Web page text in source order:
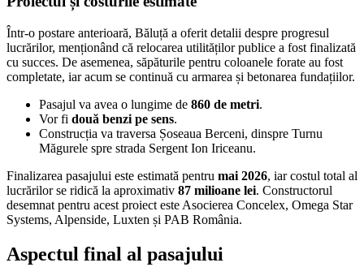
Într-o postare anterioară, Băluță a oferit detalii despre progresul
lucrărilor, menționând că relocarea utilităților publice a fost finalizată
cu succes. De asemenea, săpăturile pentru coloanele forate au fost
completate, iar acum se continuă cu armarea și betonarea fundațiilor.
Pasajul va avea o lungime de 860 de metri.
Vor fi două benzi pe sens.
Construcția va traversa Șoseaua Berceni, dinspre Turnu
Măgurele spre strada Sergent Ion Iriceanu.
Finalizarea pasajului este estimată pentru mai 2026, iar costul total al
lucrărilor se ridică la aproximativ 87 milioane lei. Constructorul
desemnat pentru acest proiect este Asocierea Concelex, Omega Star
Systems, Alpenside, Luxten și PAB România.
Aspectul final al pasajului